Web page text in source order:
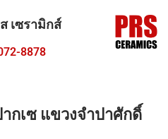
เซรามิกส์
8878
กเซ แขวงจำปาศักดิ์